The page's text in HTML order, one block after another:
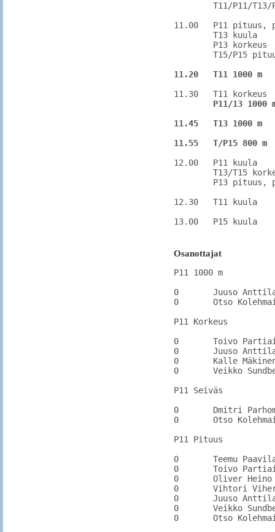
11.00	P11 pituus, paikka 2
11.20   T11 1000 m
11.30	T11 korkeus
P11/13 1000
11.45
T13 1000 m
11.55   T/P15 800 m
12.00	P11 kuula
12.30	T11 kuula
13.00	P15 kuula
Osanottajat
P11 1000 m
0	Juuso Anttila	MetsäkKu
0	Otso Kolehmainen	IitPy
P11 Korkeus
0	Toivo Partiainen	KarhU
0	Juuso Anttila	MetsäkKu		1.15
0	Kalle Mäkinen	VantSa	1.37	1.37
0	Veikko Sundberg	PyhtYr
P11 Seiväs
0	Dmitri Parhomenko    RUS		220	220
0	Otso Kolehmainen	IitPy		1.70
P11 Pituus
0	Teemu Paavilainen	KarhU
0	Toivo Partiainen	KarhU
0	Oliver Heino	HamPo
0	Vihtori Vihervaara	HamPo		4.00
0	Juuso Anttila	MetsäkKu		3.48
0	Veikko Sundberg	PyhtYr
0	Otso Kolehmainen	IitPy		3.57